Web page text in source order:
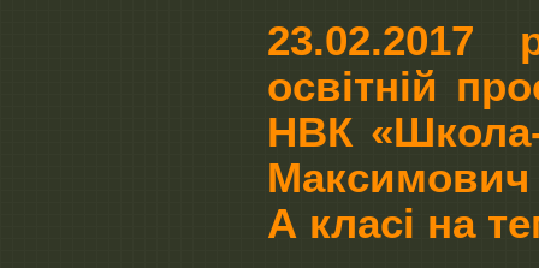
освітній
НВК «Школа-
А класі на